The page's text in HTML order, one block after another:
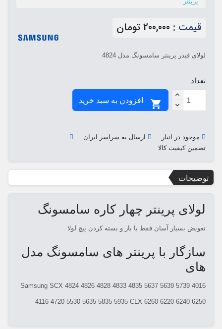
قیمت : 200,000 تومان
لولای فیدر پرینتر سامسونگ مدل 4824
تعداد

موجود در انبار
ارسال به سراسر ایران
تضمین کیفیت کالا
توضیحات
لولای پرینتر چهار کاره سامسونگ
تعویض بسیار آسان فقط با باز و بسته کردن پیچ لولا
سازگار با پرینتر های سامسونگ مدل
های
Samsung SCX 4824 4826 4828 4833 4835 5637 5639 5739 4016
4116 4720 5530 5635 5835 5935 CLX 6260 6220 6240 6250